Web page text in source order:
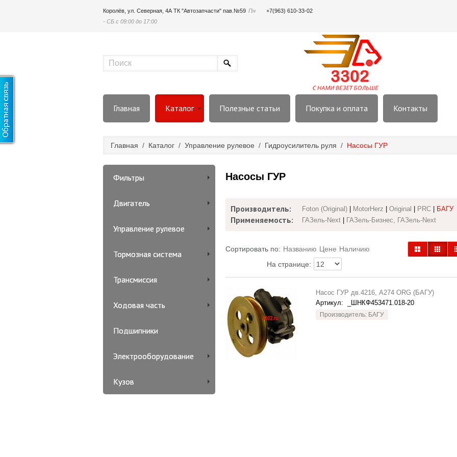
Королёв, ул. Северная, 4А ТК "Автозапчасти" пав.№59 Пн
- СБ с 09:00 до 17:00
+7(963) 610-33-02
Главная Каталог Полезные статьи Покупка и оплата Контакты
Главная / Каталог / Управление рулевое / Гидроусилитель руля / Насосы ГУР
Фильтры
Двигатель
Управление рулевое
Тормозная система
Трансмиссия
Ходовая часть
Подшипники
Электрооборудование
Кузов
Насосы ГУР
Производитель: Foton (Original) MotorHerz Original PRC БАГУ
Применяемость: ГАЗель-Next ГАЗель-Бизнес, ГАЗель-Next
Сортировать по: Названию Цене Наличию
На странице:
Насос ГУР дв.4216, А274 ORG (БАГУ)
Артикул:
_ШНКФ453471.018-20
Производитель: БАГУ